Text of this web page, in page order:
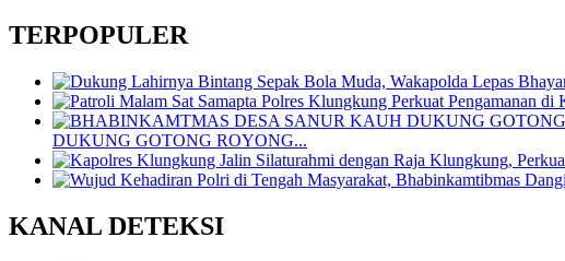
TERPOPULER
DUKUNG GOTONG ROYONG...
KANAL DETEKSI